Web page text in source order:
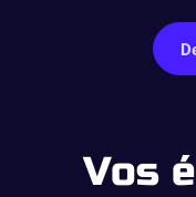
Vos